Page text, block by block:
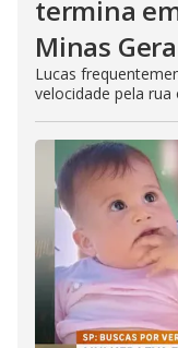
termina
Minas
Lucas
velocidade pela